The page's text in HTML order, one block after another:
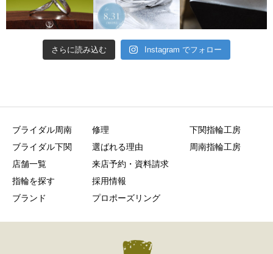
さらに読み込む Instagram でフォロー
ブライダル周南
ブライダル下関
店舗一覧
指輪を探す
ブランド
修理
選ばれる理由
来店予約・資料請求
採用情報
プロポーズリング
下関指輪工房
周南指輪工房